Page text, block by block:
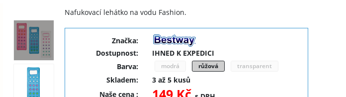
Nafukovací lehátko na vodu Fashion.
Značka:
Dostupnost:
IHNED K EXPEDICI
Barva:
modrá růžová transparent
Skladem:
3 až 5 kusů
Naše cena: